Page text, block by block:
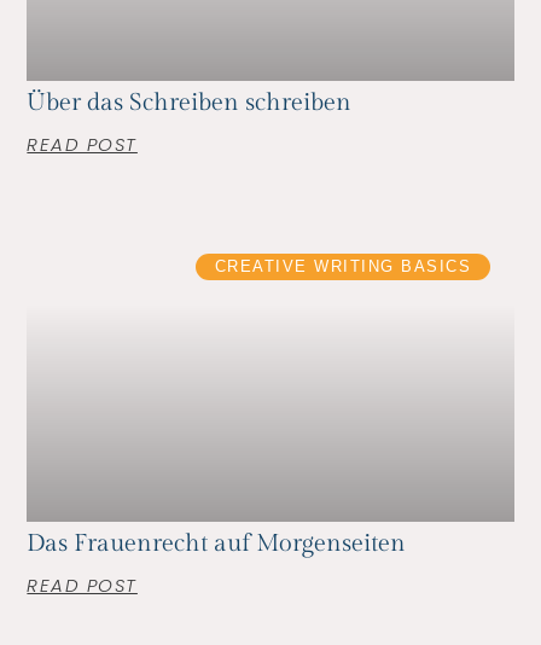
Über das Schreiben schreiben
READ POST
CREATIVE WRITING BASICS
Das Frauenrecht auf Morgenseiten
READ POST